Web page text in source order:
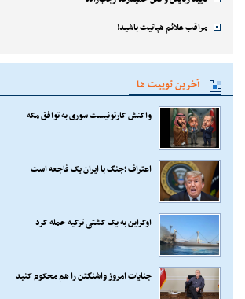
مراقب علائم هپاتیت باشید!
آخرین توییت ها
واکنش کارتونیست سوری به توافق مکه
اعتراف ؛جنگ با ایران یک فاجعه است
اوکراین به یک کشتی ترکیه حمله کرد
جنایات امروز واشنگتن را هم محکوم کنید